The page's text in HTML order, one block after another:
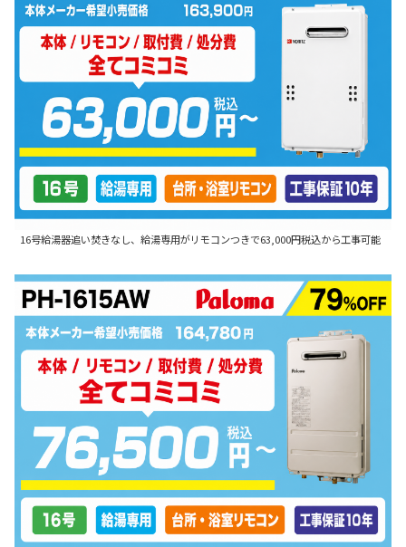
16号給湯器追い焚きなし、給湯専用がリモコンつきで63,000円税込から工事可能